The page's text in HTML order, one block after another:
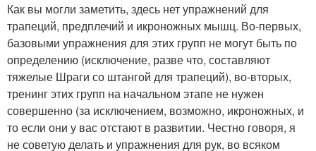
Как вы могли заметить, здесь нет упражнений для
трапеций, предплечий и икроножных мышц. Во-первых,
базовыми упражнения для этих групп не могут быть по
определению (исключение, разве что, составляют
тяжелые Шраги со штангой для трапеций), во-вторых,
тренинг этих групп на начальном этапе не нужен
совершенно (за исключением, возможно, икроножных, и
то если они у вас отстают в развитии. Честно говоря, я
не советую делать и упражнения для рук, во всяком